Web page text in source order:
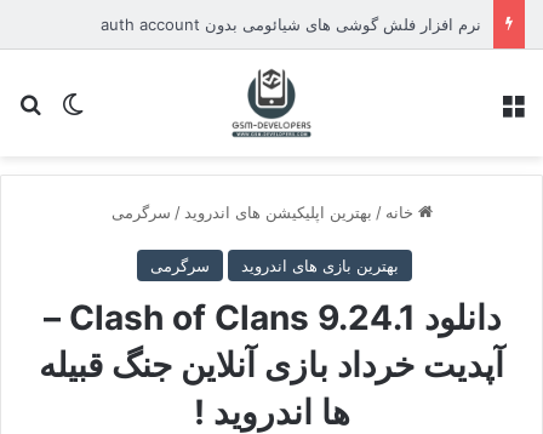
نرم افزار فلش گوشی های شیائومی بدون auth account
تغییر
خانه / بهترین اپلیکیشن های اندروید / سرگرمی
بهترین بازی های اندروید سرگرمی
دانلود Clash of Clans 9.24.1 –
آپدیت خرداد بازی آنلاین جنگ قبیله
ها اندروید !